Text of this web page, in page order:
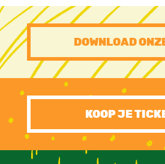
PRE
FOOTER
CTA
DOWNLOAD
KOOP JE